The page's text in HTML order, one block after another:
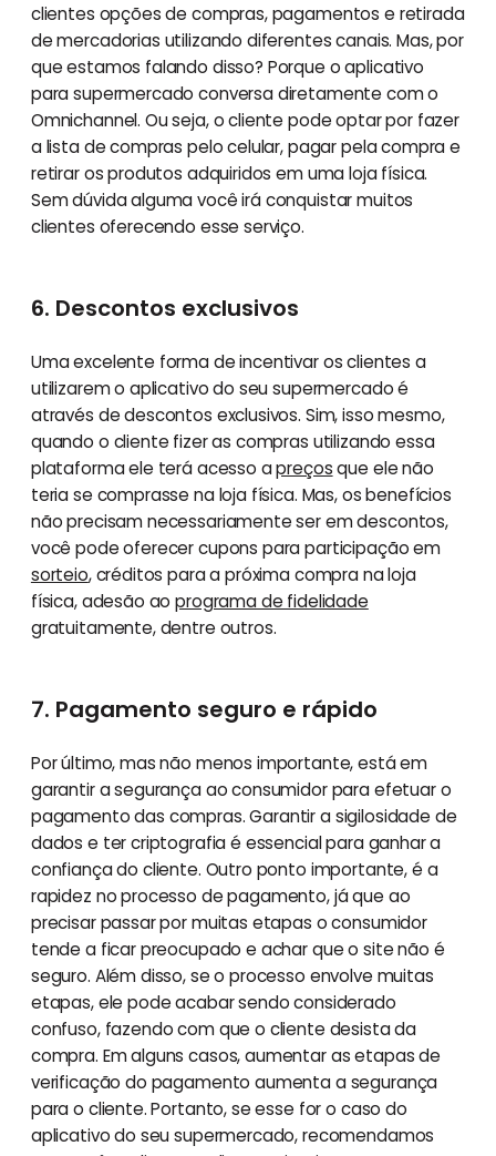
clientes opções de compras, pagamentos e retirada
de mercadorias utilizando diferentes canais. Mas, por
que estamos falando disso? Porque o aplicativo
para supermercado conversa diretamente com o
Omnichannel. Ou seja, o cliente pode optar por fazer
a lista de compras pelo celular, pagar pela compra e
retirar os produtos adquiridos em uma loja física.
Sem dúvida alguma você irá conquistar muitos
clientes oferecendo esse serviço.
6. Descontos exclusivos
Uma excelente forma de incentivar os clientes a
utilizarem o aplicativo do seu supermercado é
através de descontos exclusivos. Sim, isso mesmo,
quando o cliente fizer as compras utilizando essa
plataforma ele terá acesso apreçosque ele não
teria se comprasse na loja física. Mas, os benefícios
não precisam necessariamente ser em descontos,
você pode oferecer cupons para participação em
sorteio, créditos para a próxima compra na loja
física, adesão aoprograma de fidelidade
gratuitamente, dentre outros.
7. Pagamento seguro e rápido
Por último, mas não menos importante, está em
garantir a segurança ao consumidor para efetuar o
pagamento das compras. Garantir a sigilosidade de
dados e ter criptografia é essencial para ganhar a
confiança do cliente. Outro ponto importante, é a
rapidez no processo de pagamento, já que ao
precisar passar por muitas etapas o consumidor
tende a ficar preocupado e achar que o site não é
seguro. Além disso, se o processo envolve muitas
etapas, ele pode acabar sendo considerado
confuso, fazendo com que o cliente desista da
compra. Em alguns casos, aumentar as etapas de
verificação do pagamento aumenta a segurança
para o cliente. Portanto, se esse for o caso do
aplicativo do seu supermercado, recomendamos